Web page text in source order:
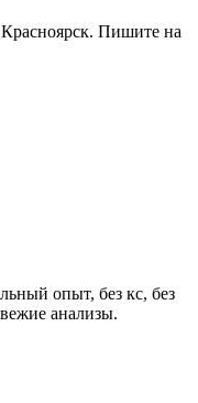
Пишите на
опыт, без кс, без
анализы.